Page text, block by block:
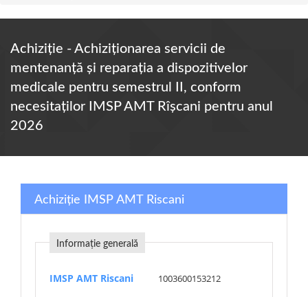
Achiziție - Achiziționarea servicii de
mentenanță și reparația a dispozitivelor
medicale pentru semestrul II, conform
necesitaților IMSP AMT Rîșcani pentru anul
2026
Achiziție IMSP AMT Riscani
Informație generală
IMSP AMT Riscani 1003600153212